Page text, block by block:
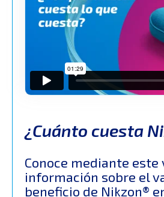
¿Cuánto cuesta
Conoce mediante este
información sobre el
beneficio de Nikzon®